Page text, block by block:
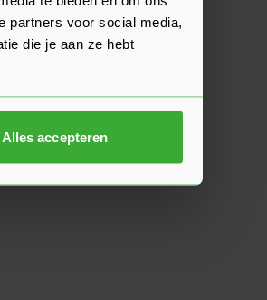
partners voor social media,
die je aan ze hebt
Alles accepteren